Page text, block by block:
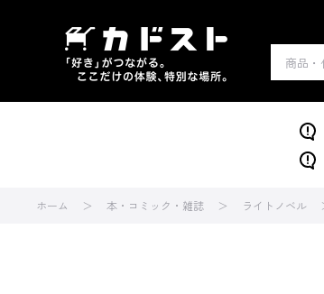
ホーム 本・コミック・雑誌 ライトノベル